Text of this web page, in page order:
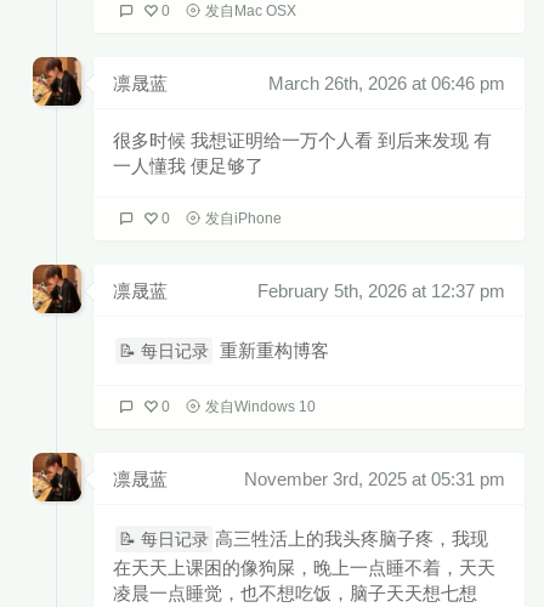
0 发自Mac OSX
凛晟蓝 March 26th, 2026 at 06:46 pm
很多时候 我想证明给一万个人看 到后来发现 有
一人懂我 便足够了
0 发自iPhone
凛晟蓝 February 5th, 2026 at 12:37 pm
📝 每日记录 重新重构博客
0 发自Windows 10
凛晟蓝 November 3rd, 2025 at 05:31 pm
📝 每日记录 高三牲活上的我头疼脑子疼，我现
在天天上课困的像狗屎，晚上一点睡不着，天天
凌晨一点睡觉，也不想吃饭，脑子天天想七想